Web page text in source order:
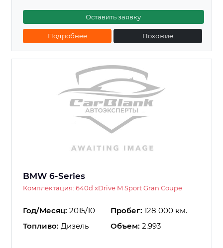
Оставить заявку
Подробнее Похожие
BMW 6-Series
Комплектация: 640d xDrive M Sport Gran Coupe
Год/Месяц: 2015/10 Пробег: 128 000 км.
Топливо: Дизель Объем: 2.993